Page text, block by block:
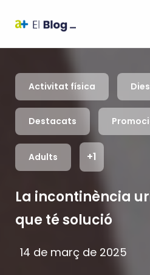
Activitat física
Destacats
Adults +1
La incontinència
que té solució
14 de març de 2025